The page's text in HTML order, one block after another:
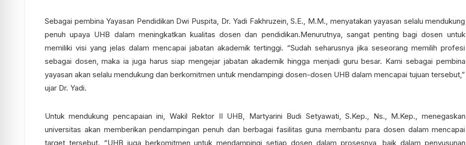
Sebagai pembina Yayasan Pendidikan Dwi Puspita, Dr. Yadi Fakhruzein, S.E., M.M., menyatakan yayasan selalu mendukung
penuh upaya UHB dalam meningkatkan kualitas dosen dan pendidikan.Menurutnya, sangat penting bagi dosen untuk
memiliki visi yang jelas dalam mencapai jabatan akademik tertinggi. “Sudah seharusnya jika seseorang memilih profesi
sebagai dosen, maka ia juga harus siap mengejar jabatan akademik hingga menjadi guru besar. Kami sebagai pembina
yayasan akan selalu mendukung dan berkomitmen untuk mendampingi dosen-dosen UHB dalam mencapai tujuan tersebut,”
ujar Dr. Yadi.
Untuk mendukung pencapaian ini, Wakil Rektor II UHB, Martyarini Budi Setyawati, S.Kep., Ns., M.Kep., menegaskan
universitas akan memberikan pendampingan penuh dan berbagai fasilitas guna membantu para dosen dalam mencapai
target tersebut. “UHB juga berkomitmen untuk mendampingi setiap dosen dalam prosesnya, baik dalam penyusunan